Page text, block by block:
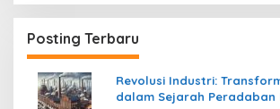
Posting Terbaru
Revolusi Industri:
dalam Sejarah Peradaban